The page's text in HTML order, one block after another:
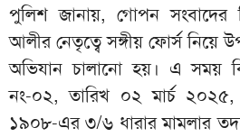
পুলিশ জানায়, গোপন সংবাদের
আলীর নেতৃত্বে সঙ্গীয় ফোর্স নিয়ে
অভিযান চালানো হয়। এ সময়
নং-০২, তারিখ ০২ মার্চ
১৯০৮-এর ৩/৬ ধারার মামলার